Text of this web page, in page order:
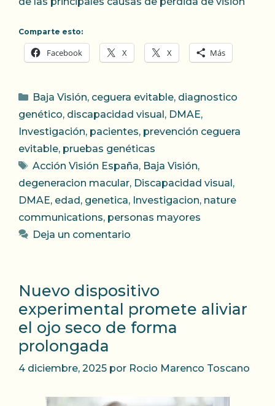
Comparte esto:
Facebook X X Más
Categorías
Baja Visión, ceguera evitable, diagnostico
genético, discapacidad visual , DMAE,
Investigación, pacientes, prevención ceguera
evitable, pruebas genéticas
Etiquetas
Acción Visión España, Baja Visión,
degeneracion macular, Discapacidad visual ,
DMAE, edad , genetica, Investigacion, nature
communications, personas mayores
Deja un comentario
Nuevo dispositivo
experimental promete aliviar
el ojo seco de forma
prolongada
4 diciembre, 2025 por Rocio Marenco Toscano